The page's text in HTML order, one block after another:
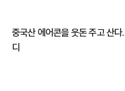
중국산 에어콘을 웃돈 주고 산다
디